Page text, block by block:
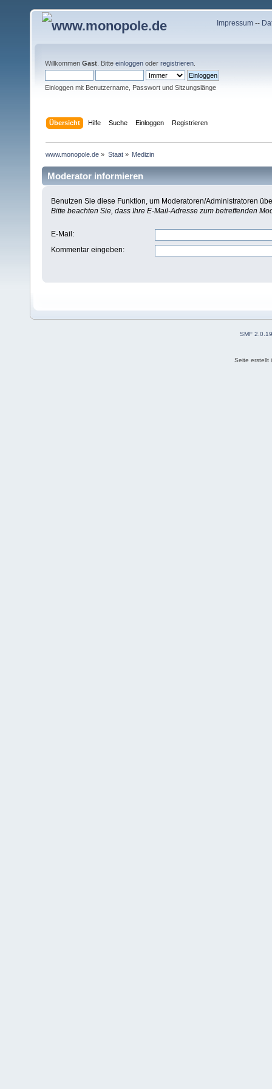
Impressum--
Willkommen Gast . Bitte einloggen oder registrieren
Einloggen mit Benutzername, Passwort und Sitzungslänge
Übersicht Hilfe Suche Einloggen Registrieren
www.monopole.de » Staat» Medizin
Moderator informieren
Benutzen Sie diese Funktion, um Moderatoren/Administratoren
Bitte beachten Sie, dass Ihre E-Mail-Adresse zum betreffenden
E-Mail :
Kommentar eingeben:
SMF 2.0.19
Seite erstellt